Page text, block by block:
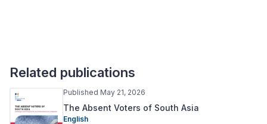
Related publications
Published May 21, 2026
The Absent Voters of South Asia
English